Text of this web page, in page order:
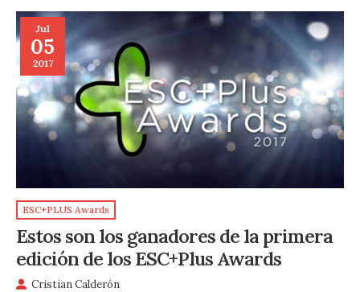
Jul
05
2017
ESC+PLUS Awards
Estos son los ganadores de la primera
edición de los ESC+Plus Awards
Cristian Calderón